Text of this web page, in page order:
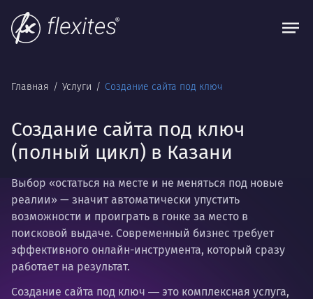
Главная Услуги Создание сайта под ключ
Создание сайта под ключ
(полный цикл) в Казани
Выбор «остаться на месте и не меняться под новые
реалии» — значит автоматически упустить
возможности и проиграть в гонке за место в
поисковой выдаче. Современный бизнес требует
эффективного онлайн-инструмента, который сразу
работает на результат.
Создание сайта под ключ ― это комплексная услуга,